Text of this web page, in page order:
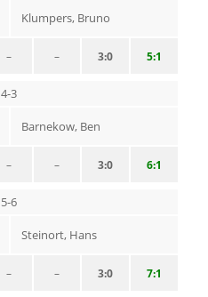
Klumpers, Bruno
5:1
3:0
–
–
4-3
Barnekow, Ben
6:1
3:0
–
–
5-6
Steinort, Hans
7:1
3:0
–
–